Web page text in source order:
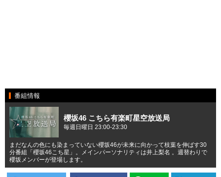
番組情報
櫻坂46 こちら有楽町星空放送局
毎週日曜日 23:00-23:30
まだなんの色にも染まっていない櫻坂46が未来に向かって枝葉を伸ばす30
分番組「櫻坂46こち星」。メインパーソナリティは井上梨名 。週替わりで
櫻坂メンバーが登場します。